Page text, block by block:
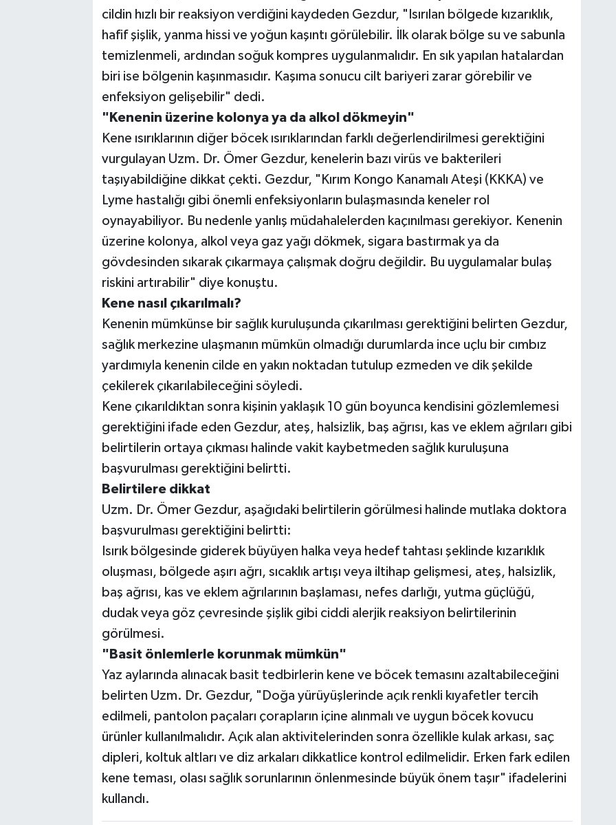
cildin hızlı bir reaksiyon verdiğini kaydeden Gezdur, "Isırılan bölgede kızarıklık,
hafif şişlik, yanma hissi ve yoğun kaşıntı görülebilir. İlk olarak bölge su ve sabunla
temizlenmeli, ardından soğuk kompres uygulanmalıdır. En sık yapılan hatalardan
biri ise bölgenin kaşınmasıdır. Kaşıma sonucu cilt bariyeri zarar görebilir ve
enfeksiyon gelişebilir" dedi.
"Kenenin üzerine kolonya ya da alkol dökmeyin"
Kene ısırıklarının diğer böcek ısırıklarından farklı değerlendirilmesi gerektiğini
vurgulayan Uzm. Dr. Ömer Gezdur, kenelerin bazı virüs ve bakterileri
taşıyabildiğine dikkat çekti. Gezdur, "Kırım Kongo Kanamalı Ateşi (KKKA) ve
Lyme hastalığı gibi önemli enfeksiyonların bulaşmasında keneler rol
oynayabiliyor. Bu nedenle yanlış müdahalelerden kaçınılması gerekiyor. Kenenin
üzerine kolonya, alkol veya gaz yağı dökmek, sigara bastırmak ya da
gövdesinden sıkarak çıkarmaya çalışmak doğru değildir. Bu uygulamalar bulaş
riskini artırabilir" diye konuştu.
Kene nasıl çıkarılmalı?
Kenenin mümkünse bir sağlık kuruluşunda çıkarılması gerektiğini belirten Gezdur,
sağlık merkezine ulaşmanın mümkün olmadığı durumlarda ince uçlu bir cımbız
yardımıyla kenenin cilde en yakın noktadan tutulup ezmeden ve dik şekilde
çekilerek çıkarılabileceğini söyledi.
Kene çıkarıldıktan sonra kişinin yaklaşık 10 gün boyunca kendisini gözlemlemesi
gerektiğini ifade eden Gezdur, ateş, halsizlik, baş ağrısı, kas ve eklem ağrıları gibi
belirtilerin ortaya çıkması halinde vakit kaybetmeden sağlık kuruluşuna
başvurulması gerektiğini belirtti.
Belirtilere dikkat
Uzm. Dr. Ömer Gezdur, aşağıdaki belirtilerin görülmesi halinde mutlaka doktora
başvurulması gerektiğini belirtti:
Isırık bölgesinde giderek büyüyen halka veya hedef tahtası şeklinde kızarıklık
oluşması, bölgede aşırı ağrı, sıcaklık artışı veya iltihap gelişmesi, ateş, halsizlik,
baş ağrısı, kas ve eklem ağrılarının başlaması, nefes darlığı, yutma güçlüğü,
dudak veya göz çevresinde şişlik gibi ciddi alerjik reaksiyon belirtilerinin
görülmesi.
"Basit önlemlerle korunmak mümkün"
Yaz aylarında alınacak basit tedbirlerin kene ve böcek temasını azaltabileceğini
belirten Uzm. Dr. Gezdur, "Doğa yürüyüşlerinde açık renkli kıyafetler tercih
edilmeli, pantolon paçaları çorapların içine alınmalı ve uygun böcek kovucu
ürünler kullanılmalıdır. Açık alan aktivitelerinden sonra özellikle kulak arkası, saç
dipleri, koltuk altları ve diz arkaları dikkatlice kontrol edilmelidir. Erken fark edilen
kene teması, olası sağlık sorunlarının önlenmesinde büyük önem taşır" ifadelerini
kullandı.